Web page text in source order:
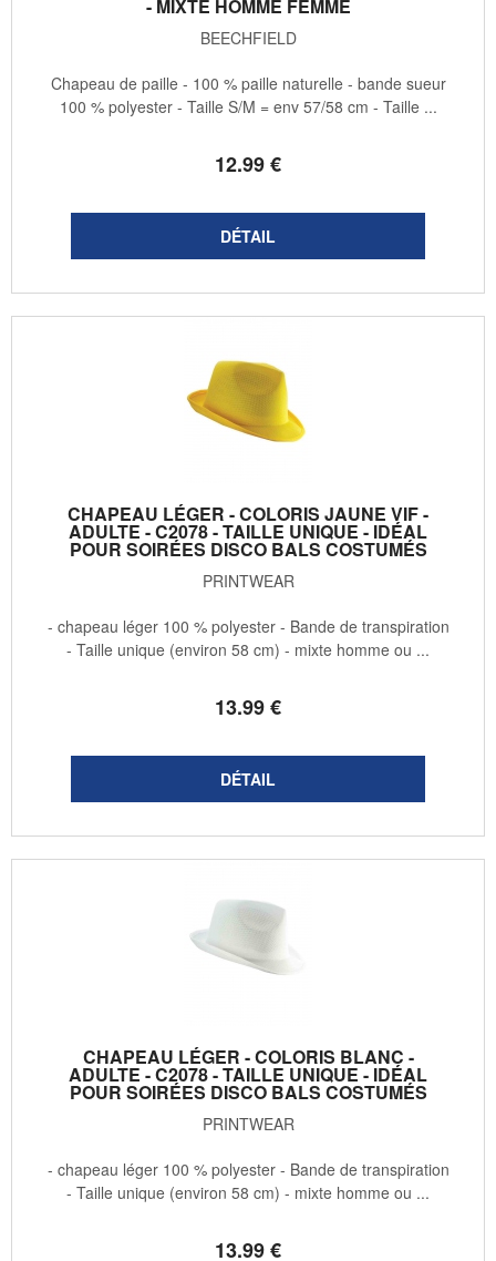
- MIXTE HOMME FEMME
BEECHFIELD
12.99€
Chapeau de paille - 100 % paille naturelle - bande sueur
100 % polyester - Taille S/M = env 57/58 cm - Taille ...
CHAPEAU LÉGER - COLORIS JAUNE VIF -
ADULTE - C2078 - TAILLE UNIQUE - IDÉAL
POUR SOIRÉES DISCO BALS COSTUMÉS
PRINTWEAR
13.99€
- chapeau léger 100 % polyester - Bande de transpiration
- Taille unique (environ 58 cm) - mixte homme ou ...
CHAPEAU LÉGER - COLORIS BLANC -
ADULTE - C2078 - TAILLE UNIQUE - IDÉAL
POUR SOIRÉES DISCO BALS COSTUMÉS
PRINTWEAR
13.99€
- chapeau léger 100 % polyester - Bande de transpiration
- Taille unique (environ 58 cm) - mixte homme ou ...